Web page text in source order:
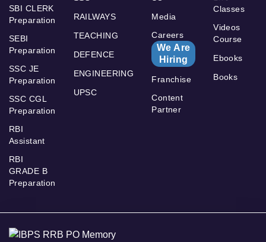
SBI CLERK
Preparation
SEBI
Preparation
SSC JE
Preparation
SSC CGL
Preparation
RBI
Assistant
RBI
GRADE B
Preparation
RAILWAYS
TEACHING
DEFENCE
ENGINEERING
UPSC
Media
Careers
We Are
Hiring
Franchise
Content
Partner
Classes
Videos
Course
Ebooks
Books